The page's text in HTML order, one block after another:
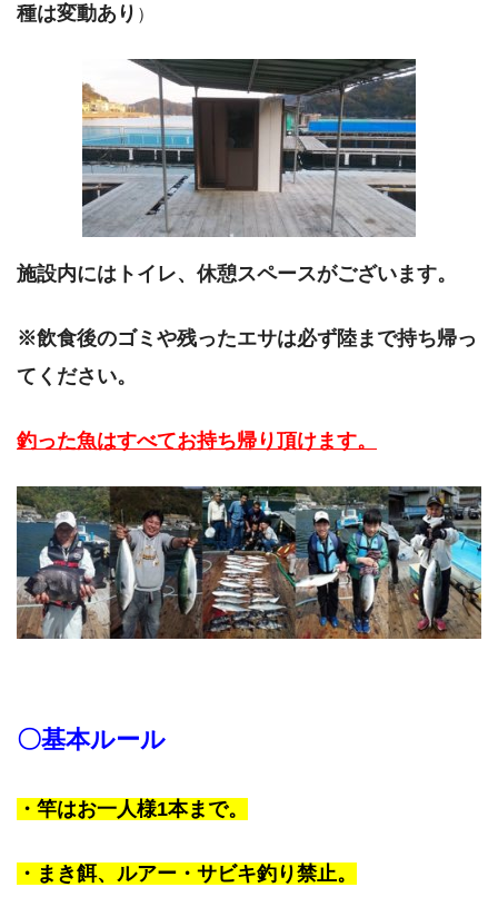
種は変動あり ）
施設内にはトイレ、休憩スペースがございます。
※飲食後のゴミや残ったエサは必ず陸まで持ち帰っ
てください。
釣った魚はすべてお持ち帰り頂けます。
〇基本ルール
・竿はお一人様1本まで。
・まき餌、ルアー・サビキ釣り禁止。